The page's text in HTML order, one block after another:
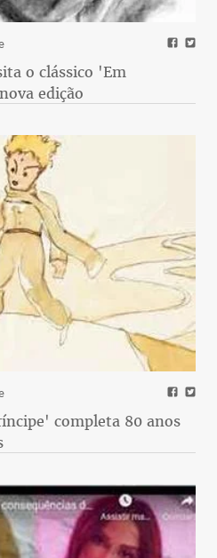
o clássico 'Em
edição
completa 80 anos